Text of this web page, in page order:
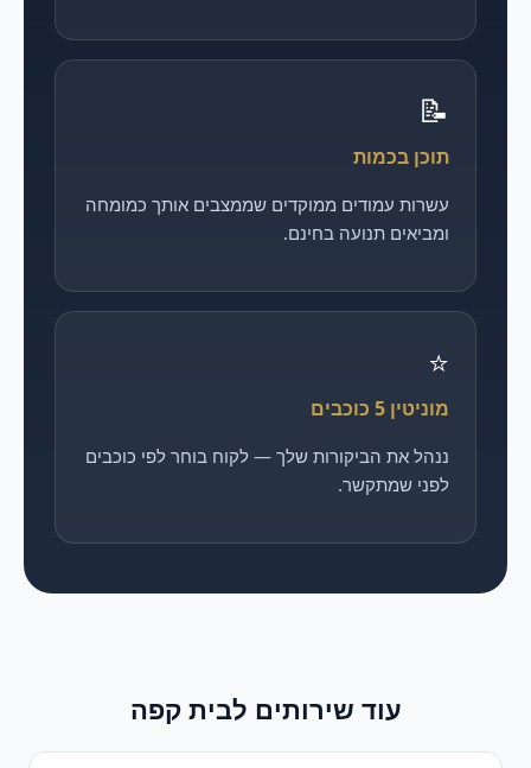
📝
תוכן בכמות
עשרות עמודים ממוקדים שממצבים אותך כמומחה
ומביאים תנועה בחינם.
⭐
מוניטין 5 כוכבים
ננהל את הביקורות שלך — לקוח בוחר לפי כוכבים
לפני שמתקשר.
עוד שירותים לבית קפה